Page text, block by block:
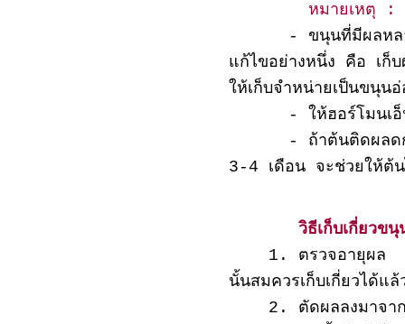
หมายเหตุ :
- ขนุนที่มีผลหลายรุ่น
แก้ไขอย่างหนึ่ง คือ เก็
ให้เก็บจำหน่ายเป็นขนุน
- ให้ฮอร์โมนเอ็นเ
- ถ้าต้นติดผลดกมา
3-4 เดือน จะช่วยให้ต้น
วิธีเก็บเกี่ยวข
1. ตรวจอายุผล ลักษ
นั้นสมควรเ
2. ตัดผลลงมาจากต้น